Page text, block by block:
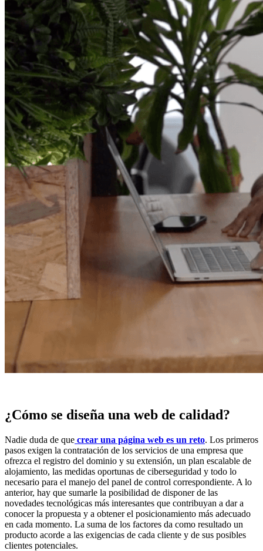
¿Cómo se diseña una web de calidad?
Nadie duda de que crear una página web es un reto. Los primeros
pasos exigen la contratación de los servicios de una empresa que
ofrezca el registro del dominio y su extensión, un plan escalable de
alojamiento, las medidas oportunas de ciberseguridad y todo lo
necesario para el manejo del panel de control correspondiente. A lo
anterior, hay que sumarle la posibilidad de disponer de las
novedades tecnológicas más interesantes que contribuyan a dar a
conocer la propuesta y a obtener el posicionamiento más adecuado
en cada momento. La suma de los factores da como resultado un
producto acorde a las exigencias de cada cliente y de sus posibles
clientes potenciales.